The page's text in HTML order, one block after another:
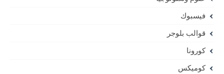
فيسبوك
قوالب بلوجر
كورونا
كوميكس